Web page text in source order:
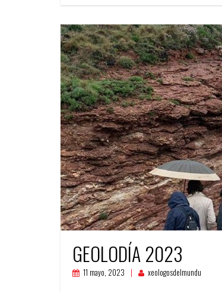
GEOLODÍA 2023
11 mayo, 2023 xeologosdelmundu